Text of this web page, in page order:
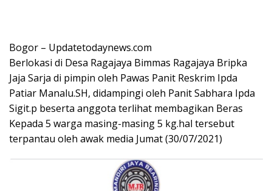
Bogor – Updatetodaynews.com
Berlokasi di Desa Ragajaya Bimmas Ragajaya Bripka
Jaja Sarja di pimpin oleh Pawas Panit Reskrim Ipda
Patiar Manalu.SH, didampingi oleh Panit Sabhara Ipda
Sigit.p beserta anggota terlihat membagikan Beras
Kepada 5 warga masing-masing 5 kg.hal tersebut
terpantau oleh awak media Jumat (30/07/2021)